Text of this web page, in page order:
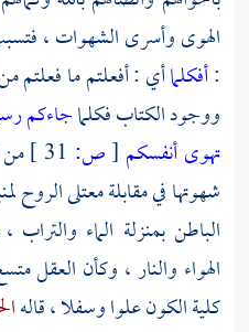
الهوى وأسرى الشهوات ،
:أفكلماأي : أفعلتم ما فعلتم
ووجود الكتاب فكلماجاءكم
تهوى أنفسكم [ص:
شهوتها في مقابلة معتلى الروح
الباطن بمنزلة الماء
الهواء والنار ، وكأن العقل
كلية الكون علوا وسفلا ، قاله